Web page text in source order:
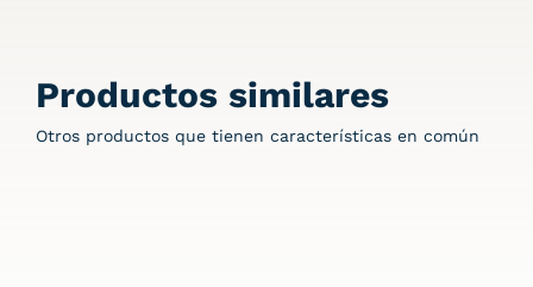
Productos similares
Otros productos que tienen características en común